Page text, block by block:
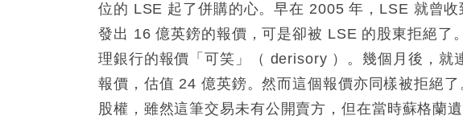
位的 LSE 起了併購的心。早在 2005 年，LSE 就曾
發出 16 億英鎊的報價，可是卻被 LSE 的股東拒絕了
理銀行的報價「可笑」（ derisory ）。幾個月後，就
報價，估值 24 億英鎊。然而這個報價亦同樣被拒絕
股權，雖然這筆交易未有公開賣方，但在當時蘇格蘭